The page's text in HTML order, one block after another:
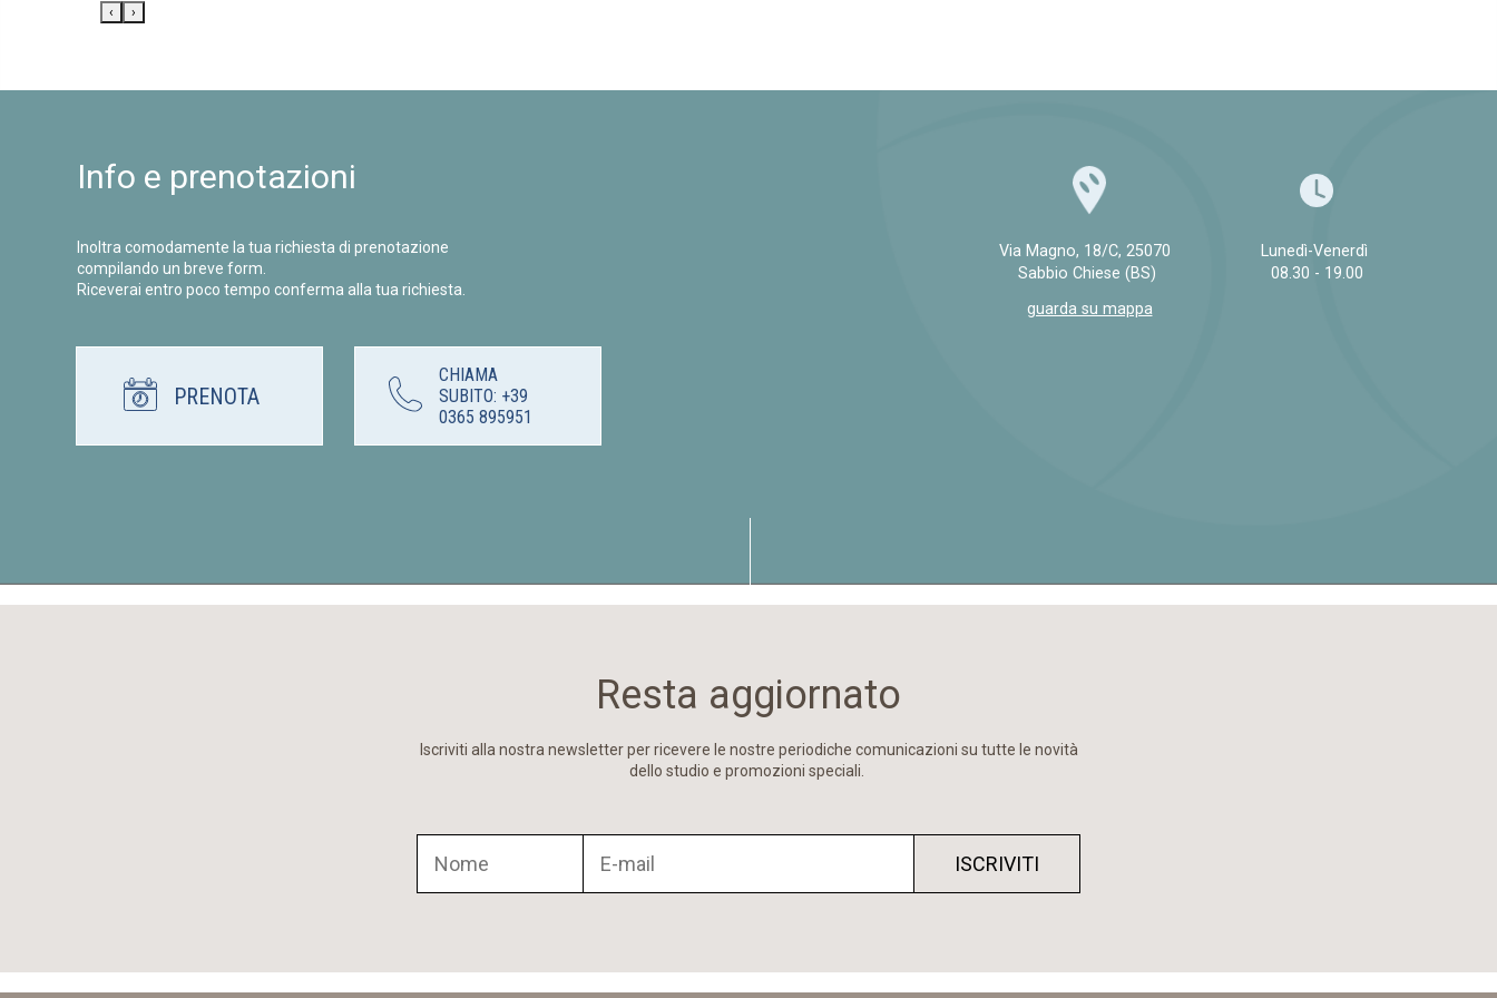
‹ ›
Info e prenotazioni
Inoltra comodamente la tua richiesta di prenotazione
compilando un breve form.
Riceverai entro poco tempo conferma alla tua richiesta.
PRENOTA
CHIAMA
SUBITO: +39
0365 895951
Via Magno, 18/C, 25070
Sabbio Chiese (BS)
guarda su mappa
Lunedì-Venerdì
08.30 - 19.00
Resta aggiornato
Iscriviti alla nostra newsletter per ricevere le nostre periodiche comunicazioni su tutte le novità
dello studio e promozioni speciali.